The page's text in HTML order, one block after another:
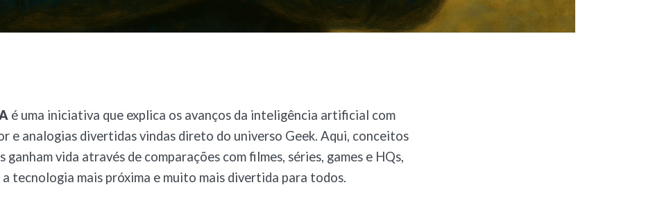
é uma iniciativa que explica os avanços da inteligência artificial com
e analogias divertidas vindas direto do universo Geek. Aqui, conceitos
ganham vida através de comparações com filmes, séries, games e HQs,
tecnologia mais próxima e muito mais divertida para todos.